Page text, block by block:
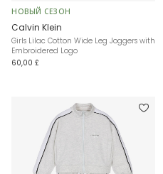
НОВЫЙ СЕЗОН
Calvin Klein
Girls Lilac Cotton Wide Leg Joggers with
Embroidered Logo
60,00 £